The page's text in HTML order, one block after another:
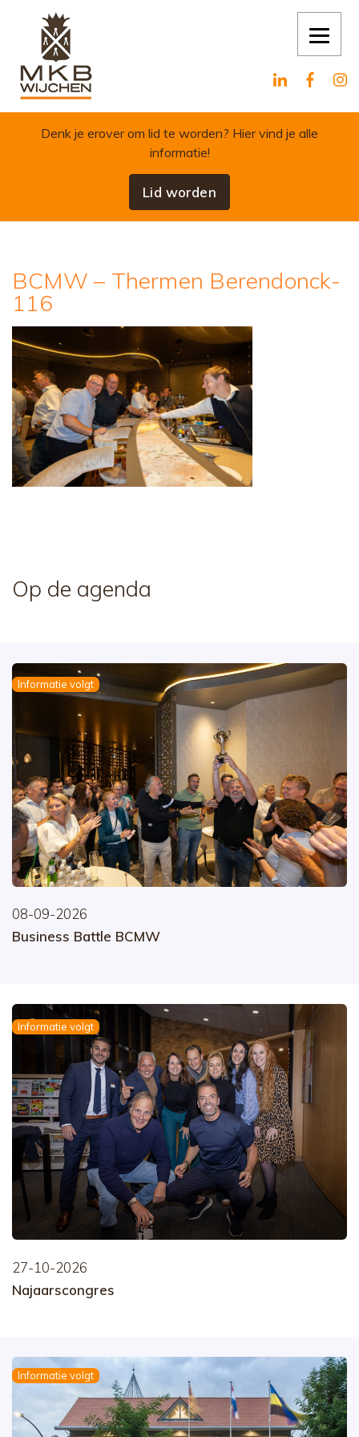
Skip to content
Denk je erover om lid te worden? Hier vind je alle
informatie!
Lid worden
BCMW – Thermen Berendonck-
116
Op de agenda
Informatie volgt
08-09-2026
Business Battle BCMW
Informatie volgt
27-10-2026
Najaarscongres
Informatie volgt